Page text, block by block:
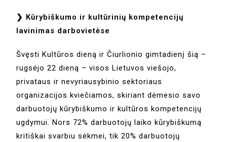
❯ Kūrybiškumo ir kultūrinių kompetencijų
lavinimas darbovietėse
Švęsti Kultūros dieną ir Čiurlionio gimtadienį šią –
rugsėjo 22 dieną – visos Lietuvos viešojo,
privataus ir nevyriausybinio sektoriaus
organizacijos kviečiamos, skiriant dėmesio savo
darbuotojų kūrybiškumo ir kultūros kompetencijų
ugdymui. Nors 72% darbuotojų laiko kūrybiškumą
kritiškai svarbiu sėkmei, tik 20% darbuotojų